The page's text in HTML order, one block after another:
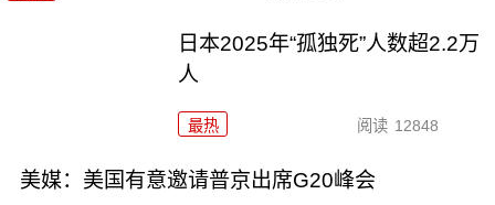
日本2025年“孤独死”人数超2.2万
人
最热 阅读 12848
美媒：美国有意邀请普京出席G20峰会